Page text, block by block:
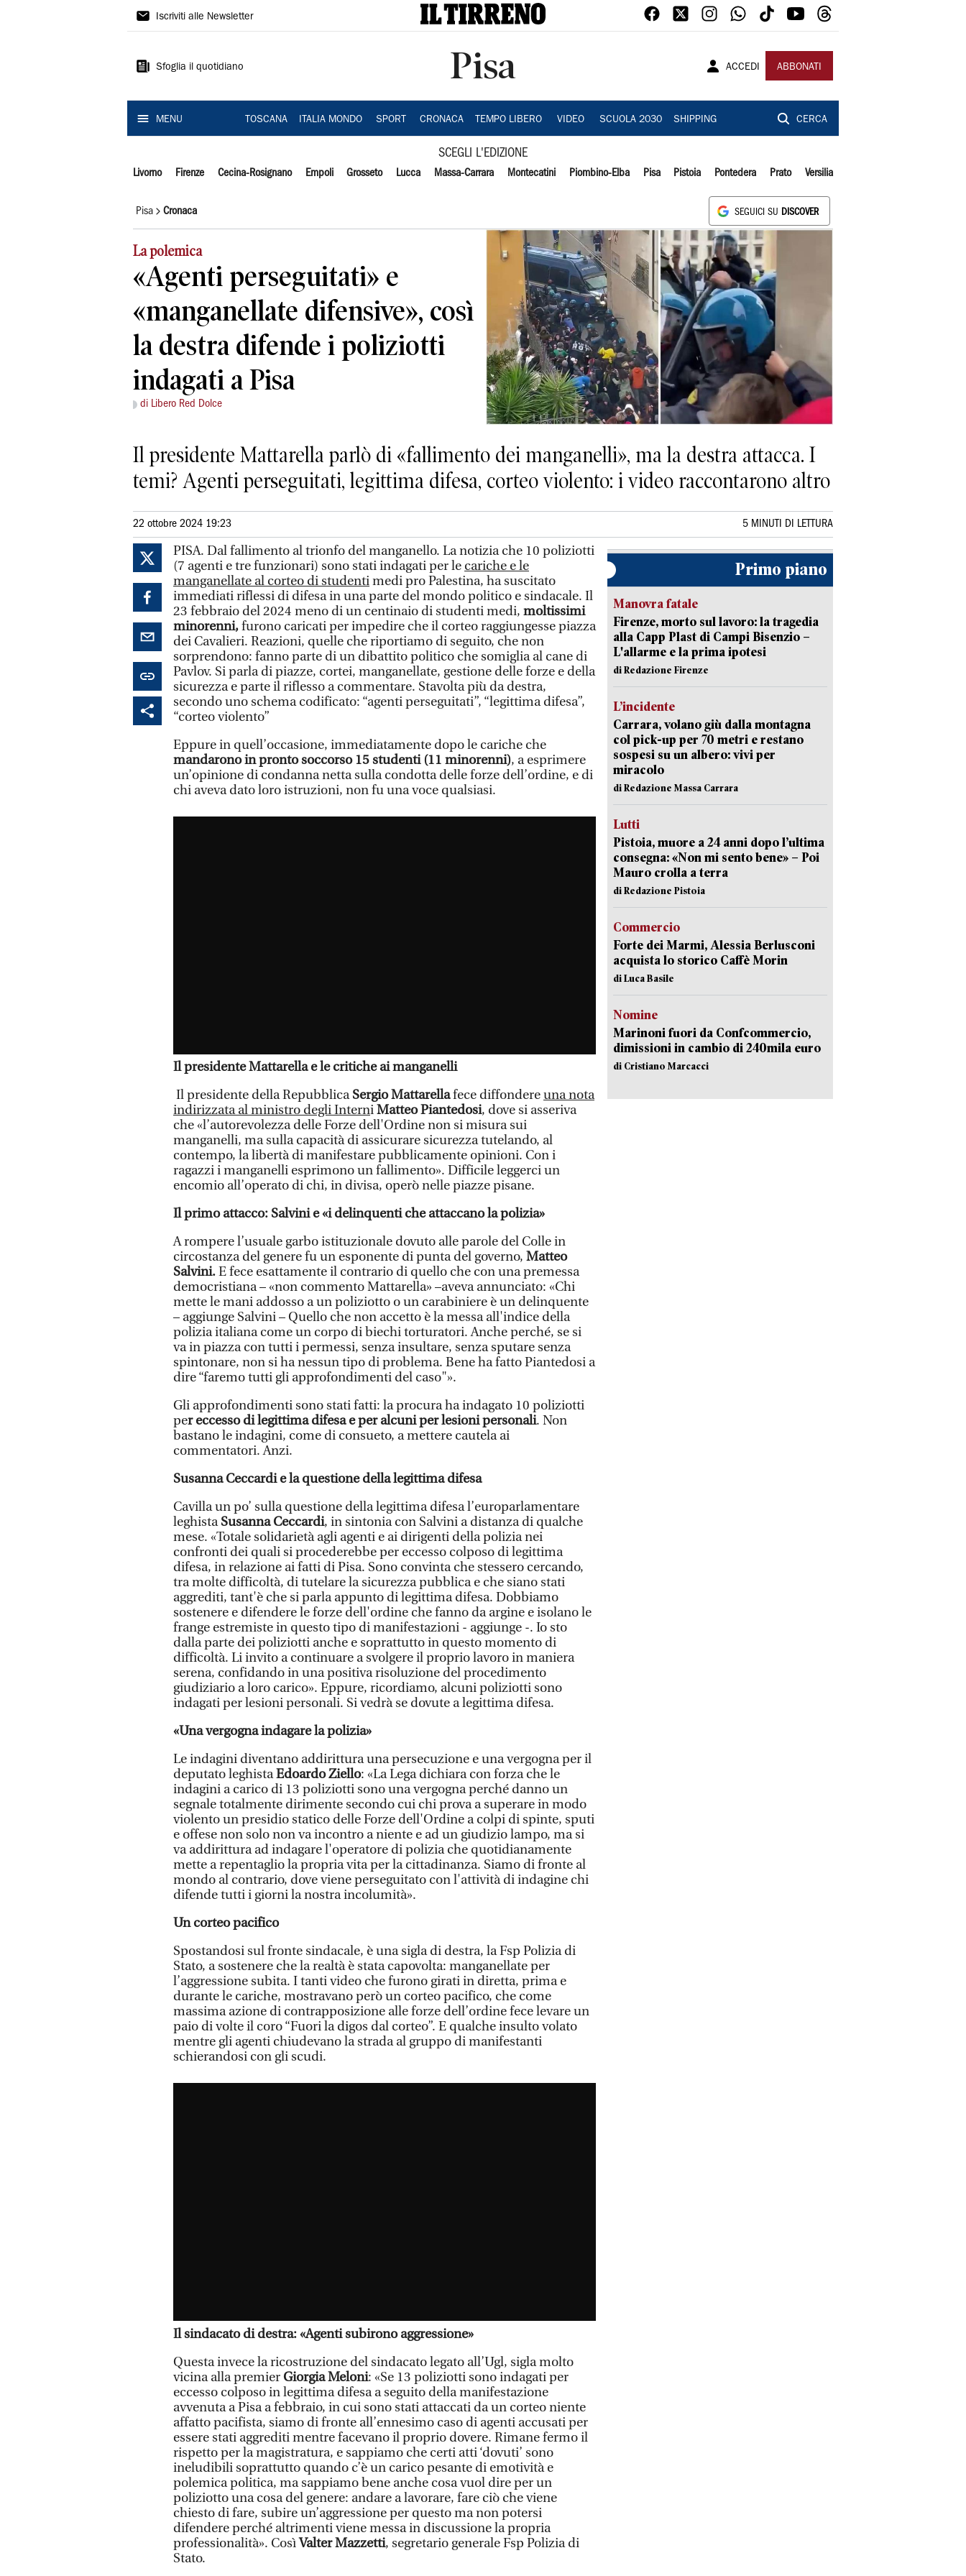
Il
Iscriviti alle Newsletter
Sfoglia il quotidiano Pisa ACCEDI ABBONATI
MENU TOSCANA ITALIA MONDO SPORT CRONACA TEMPO LIBERO VIDEO SCUOLA 2030 SHIPPING CERCA
SCEGLI L'EDIZIONE
Livorno Firenze Cecina-Rosignano Empoli Grosseto Lucca Massa-Carrara Montecatini Piombino-Elba Pisa Pistoia Pontedera Prato Versilia
Pisa Cronaca SEGUICI SU DISCOVER
La polemica
«Agenti perseguitati» e
«manganellate difensive», così
la destra difende i poliziotti
indagati a Pisa
di Libero Red Dolce
Il presidente Mattarella parlò di «fallimento dei manganelli», ma la destra attacca. I
temi? Agenti perseguitati, legittima difesa, corteo violento: i video raccontarono altro
22 ottobre 2024 19:23 5 MINUTI DI LETTURA
PISA. Dal fallimento al trionfo del manganello. La notizia che 10 poliziotti
(7 agenti e tre funzionari) sono stati indagati per le cariche e le
manganellate al corteo di studentimedi pro Palestina, ha suscitato
immediati riflessi di difesa in una parte del mondo politico e sindacale. Il
23 febbraio del 2024 meno di un centinaio di studenti medi, moltissimi
minorenni,furono caricati per impedire che il corteo raggiungesse piazza
dei Cavalieri. Reazioni, quelle che riportiamo di seguito, che non
sorprendono: fanno parte di un dibattito politico che somiglia al cane di
Pavlov. Si parla di piazze, cortei, manganellate, gestione delle forze e della
sicurezza e parte il riflesso a commentare. Stavolta più da destra,
secondo uno schema codificato: “agenti perseguitati”, “legittima difesa”,
“corteo violento”
Eppure in quell’occasione, immediatamente dopo le cariche che
mandarono in pronto soccorso 15 studenti (11 minorenni), a esprimere
un’opinione di condanna netta sulla condotta delle forze dell’ordine, e di
chi aveva dato loro istruzioni, non fu una voce qualsiasi.
Il presidente Mattarella e le critiche ai manganelli
Il presidente della RepubblicaSergio Mattarellafece diffondereuna nota
indirizzata al ministro degli InterniMatteo Piantedosi, dove si asseriva
che «l’autorevolezza delle Forze dell'Ordine non si misura sui
manganelli, ma sulla capacità di assicurare sicurezza tutelando, al
contempo, la libertà di manifestare pubblicamente opinioni. Con i
ragazzi i manganelli esprimono un fallimento». Difficile leggerci un
encomio all’operato di chi, in divisa, operò nelle piazze pisane.
Il primo attacco: Salvini e «i delinquenti che attaccano la polizia»
A rompere l’usuale garbo istituzionale dovuto alle parole del Colle in
circostanza del genere fu un esponente di punta del governo, Matteo
Salvini.E fece esattamente il contrario di quello che con una premessa
democristiana – «non commento Mattarella» –aveva annunciato: «Chi
mette le mani addosso a un poliziotto o un carabiniere è un delinquente
– aggiunge Salvini – Quello che non accetto è la messa all'indice della
polizia italiana come un corpo di biechi torturatori. Anche perché, se si
va in piazza con tutti i permessi, senza insultare, senza sputare senza
spintonare, non si ha nessun tipo di problema. Bene ha fatto Piantedosi a
dire “faremo tutti gli approfondimenti del caso"».
Gli approfondimenti sono stati fatti: la procura ha indagato 10 poliziotti
per eccesso di legittima difesa e per alcuni per lesioni personali. Non
bastano le indagini, come di consueto, a mettere cautela ai
commentatori. Anzi.
Susanna Ceccardi e la questione della legittima difesa
Cavilla un po’ sulla questione della legittima difesa l’europarlamentare
leghistaSusanna Ceccardi, in sintonia con Salvini a distanza di qualche
mese. «Totale solidarietà agli agenti e ai dirigenti della polizia nei
confronti dei quali si procederebbe per eccesso colposo di legittima
difesa, in relazione ai fatti di Pisa. Sono convinta che stessero cercando,
tra molte difficoltà, di tutelare la sicurezza pubblica e che siano stati
aggrediti, tant'è che si parla appunto di legittima difesa. Dobbiamo
sostenere e difendere le forze dell'ordine che fanno da argine e isolano le
frange estremiste in questo tipo di manifestazioni - aggiunge -. Io sto
dalla parte dei poliziotti anche e soprattutto in questo momento di
difficoltà. Li invito a continuare a svolgere il proprio lavoro in maniera
serena, confidando in una positiva risoluzione del procedimento
giudiziario a loro carico». Eppure, ricordiamo, alcuni poliziotti sono
indagati per lesioni personali. Si vedrà se dovute a legittima difesa.
«Una vergogna indagare la polizia»
Le indagini diventano addirittura una persecuzione e una vergogna per il
deputato leghistaEdoardo Ziello: «La Lega dichiara con forza che le
indagini a carico di 13 poliziotti sono una vergogna perché danno un
segnale totalmente dirimente secondo cui chi prova a superare in modo
violento un presidio statico delle Forze dell'Ordine a colpi di spinte, sputi
e offese non solo non va incontro a niente e ad un giudizio lampo, ma si
va addirittura ad indagare l'operatore di polizia che quotidianamente
mette a repentaglio la propria vita per la cittadinanza. Siamo di fronte al
mondo al contrario, dove viene perseguitato con l'attività di indagine chi
difende tutti i giorni la nostra incolumità».
Un corteo pacifico
Spostandosi sul fronte sindacale, è una sigla di destra, la Fsp Polizia di
Stato, a sostenere che la realtà è stata capovolta: manganellate per
l’aggressione subita. I tanti video che furono girati in diretta, prima e
durante le cariche, mostravano però un corteo pacifico, che come
massima azione di contrapposizione alle forze dell’ordine fece levare un
paio di volte il coro “Fuori la digos dal corteo”. E qualche insulto volato
mentre gli agenti chiudevano la strada al gruppo di manifestanti
schierandosi con gli scudi.
Il sindacato di destra: «Agenti subirono aggressione»
Questa invece la ricostruzione del sindacato legato all’Ugl, sigla molto
vicina alla premierGiorgia Meloni: «Se 13 poliziotti sono indagati per
eccesso colposo in legittima difesa a seguito della manifestazione
avvenuta a Pisa a febbraio, in cui sono stati attaccati da un corteo niente
affatto pacifista, siamo di fronte all’ennesimo caso di agenti accusati per
essere stati aggrediti mentre facevano il proprio dovere. Rimane fermo il
rispetto per la magistratura, e sappiamo che certi atti ‘dovuti’ sono
ineludibili soprattutto quando c’è un carico pesante di emotività e
polemica politica, ma sappiamo bene anche cosa vuol dire per un
poliziotto una cosa del genere: andare a lavorare, fare ciò che viene
chiesto di fare, subire un’aggressione per questo ma non potersi
difendere perché altrimenti viene messa in discussione la propria
professionalità». CosìValter Mazzetti, segretario generale Fsp Polizia di
Stato.
Primo piano
Manovra fatale
Firenze, morto sul lavoro: la tragedia
alla Capp Plast di Campi Bisenzio –
L'allarme e la prima ipotesi
di Redazione Firenze
L’incidente
Carrara, volano giù dalla montagna
col pick-up per 70 metri e restano
sospesi su un albero: vivi per
miracolo
di Redazione Massa Carrara
Lutti
Pistoia, muore a 24 anni dopo l’ultima
consegna: «Non mi sento bene» – Poi
Mauro crolla a terra
di Redazione Pistoia
Commercio
Forte dei Marmi, Alessia Berlusconi
acquista lo storico Caffè Morin
di Luca Basile
Nomine
Marinoni fuori da Confcommercio,
dimissioni in cambio di 240mila euro
di Cristiano Marcacci